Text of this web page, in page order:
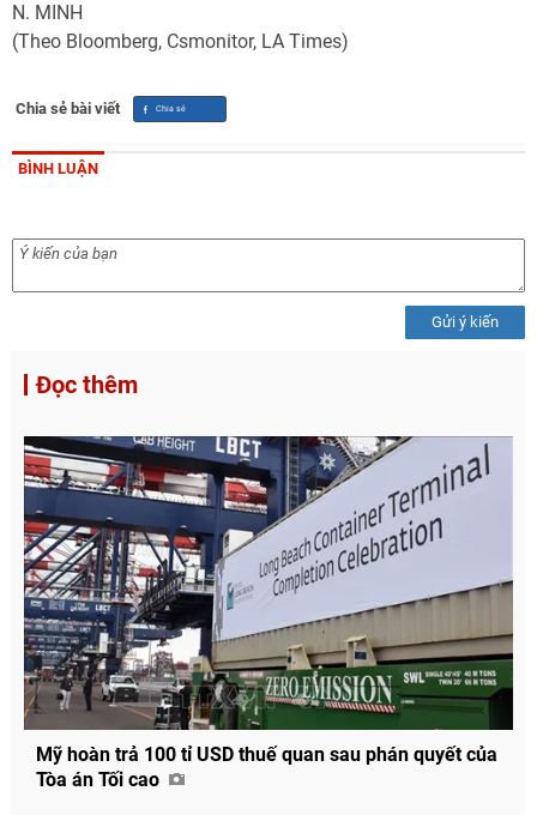
N. MINH
(Theo Bloomberg, Csmonitor, LA Times)
Chia sẻ bài viết
BÌNH LUẬN
Gửi ý kiến
Đọc thêm
Mỹ hoàn trả 100 tỉ USD thuế quan sau phán quyết của
Tòa án Tối cao